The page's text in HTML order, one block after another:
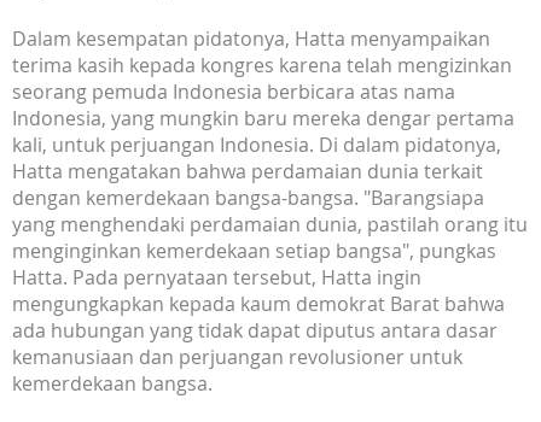
Dalam kesempatan pidatonya, Hatta menyampaikan
terima kasih kepada kongres karena telah mengizinkan
seorang pemuda Indonesia berbicara atas nama
Indonesia, yang mungkin baru mereka dengar pertama
kali, untuk perjuangan Indonesia. Di dalam pidatonya,
Hatta mengatakan bahwa perdamaian dunia terkait
dengan kemerdekaan bangsa-bangsa. "Barangsiapa
yang menghendaki perdamaian dunia, pastilah orang itu
menginginkan kemerdekaan setiap bangsa", pungkas
Hatta. Pada pernyataan tersebut, Hatta ingin
mengungkapkan kepada kaum demokrat Barat bahwa
ada hubungan yang tidak dapat diputus antara dasar
kemanusiaan dan perjuangan revolusioner untuk
kemerdekaan bangsa.